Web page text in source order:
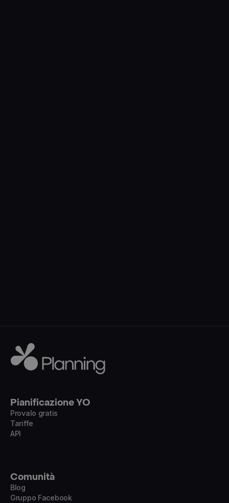
Pianificazione YO
Provalo gratis
Tariffe
API
Comunità
Blog
Gruppo Facebook